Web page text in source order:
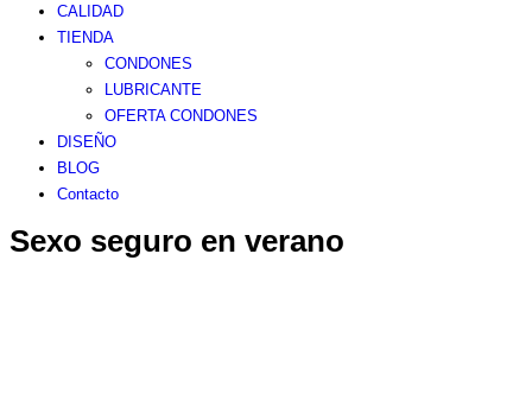
CALIDAD
TIENDA
CONDONES
LUBRICANTE
OFERTA CONDONES
DISEÑO
BLOG
Contacto
Sexo seguro en verano